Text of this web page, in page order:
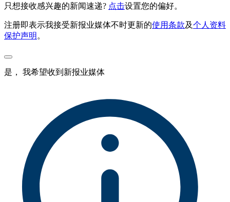
只想接收感兴趣的新闻速递? 点击设置您的偏好。
注册即表示我接受新报业媒体不时更新的使用条款及个人资料
保护声明 。
是， 我希望收到新报业媒体